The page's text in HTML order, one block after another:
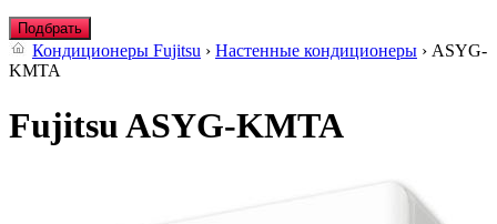
Подбрать
Кондиционеры Fujitsu › Настенные кондиционеры › ASYG-
KMTA
Fujitsu ASYG-KMTA